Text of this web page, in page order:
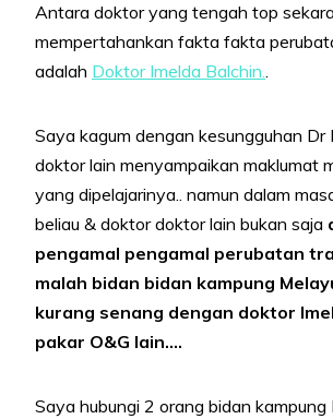
Antara doktor yang tengah top
mempertahankan fakta fakta
adalah Doktor Imelda Balchin..
Saya kagum dengan kesungguhan Dr
doktor lain menyampaikan maklumat
yang dipelajarinya.. namun dalam
beliau & doktor doktor lain bukan saja
pengamal pengamal perubatan
malah bidan bidan kampung
kurang senang dengan doktor
pakar O&G lain….
Saya hubungi 2 orang bidan kampung